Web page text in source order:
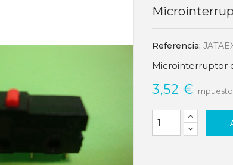
Referencia:
Microinterruptor
3,52 €